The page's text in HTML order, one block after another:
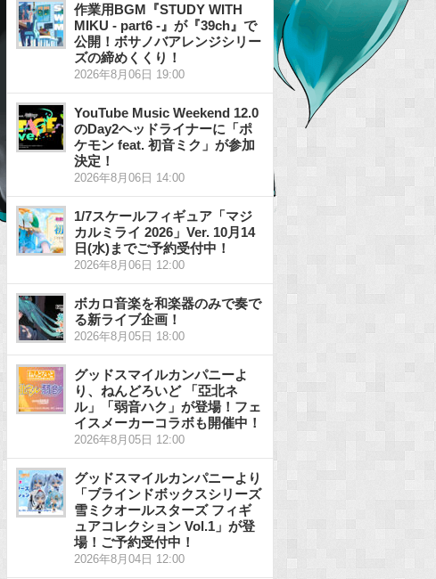
作業用BGM『STUDY WITH
MIKU - part6 -』が『39ch』で
公開！ボサノバアレンジシリー
ズの締めくくり！
2026年8月06日 19:00
YouTube Music Weekend 12.0
のDay2ヘッドライナーに「ポ
ケモン feat. 初音ミク」が参加
決定！
2026年8月06日 14:00
1/7スケールフィギュア「マジ
カルミライ 2026」Ver. 10月14
日(水)までご予約受付中！
2026年8月06日 12:00
ボカロ音楽を和楽器のみで奏で
る新ライブ企画！
2026年8月05日 18:00
グッドスマイルカンパニーよ
り、ねんどろいど 「亞北ネ
ル」「弱音ハク」が登場！フェ
イスメーカーコラボも開催中！
2026年8月05日 12:00
グッドスマイルカンパニーより
「ブラインドボックスシリーズ
雪ミクオールスターズ フィギ
ュアコレクション Vol.1」が登
場！ご予約受付中！
2026年8月04日 12:00